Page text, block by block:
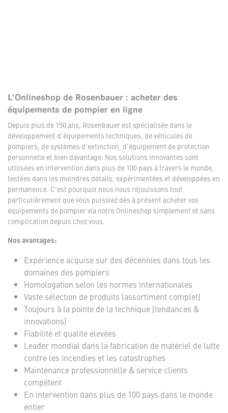
L'Onlineshop de Rosenbauer : acheter des
équipements de pompier en ligne
Depuis plus de 150 ans, Rosenbauer est spécialisée dans le
développement d'équipements techniques, de véhicules de
pompiers, de systèmes d'extinction, d'équipement de protection
personnelle et bien davantage. Nos solutions innovantes sont
utilisées en intervention dans plus de 100 pays à travers le monde,
testées dans les moindres détails, expérimentées et développées en
permanence. C'est pourquoi nous nous réjouissons tout
particulièrement que vous puissiez dès à présent acheter vos
équipements de pompier via notre Onlineshop simplement et sans
complication depuis chez vous.
Nos avantages:
Expérience acquise sur des décennies dans tous les
domaines des pompiers
Homologation selon les normes internationales
Vaste sélection de produits (assortiment complet)
Toujours à la pointe de la technique (tendances &
innovations)
Fiabilité et qualité élevées
Leader mondial dans la fabrication de matériel de lutte
contre les incendies et les catastrophes
Maintenance professionnelle & service clients
compétent
En intervention dans plus de 100 pays dans le monde
entier